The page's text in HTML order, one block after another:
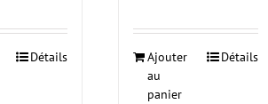
Détails
Ajouter
au
panier
Détails